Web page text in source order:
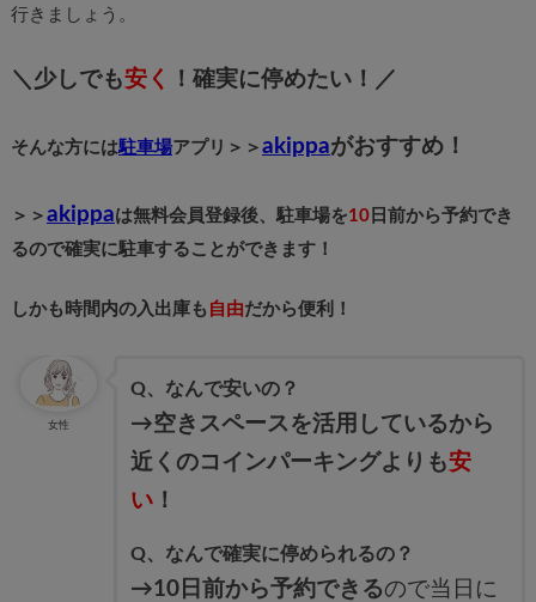
行きましょう。
＼少しでも安く ！確実に停めたい！／
そんな方には駐車場アプリ＞＞ akippaがおすすめ！
＞＞ akippaは無料会員登録後、駐車場を10日前から予約でき
るので確実に駐車することができます！
しかも時間内の入出庫も 自由だから便利！
女性
Q、なんで安いの？
→空きスペースを活用しているから
近くのコインパーキングよりも安
い！
Q、なんで確実に停められるの？
→10日前から予約できるので当日に